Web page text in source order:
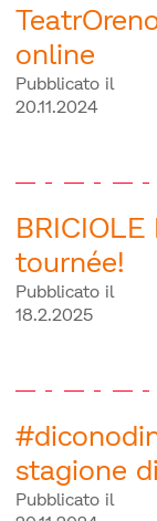
online
Pubblicato il
20.11.2024
BRICIOLE
tournée!
Pubblicato il
18.2.2025
stagione
Pubblicato il